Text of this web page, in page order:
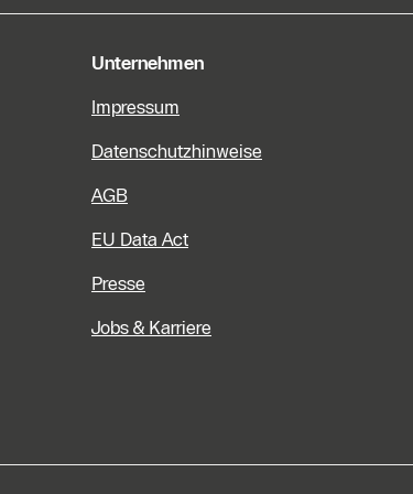
Unternehmen
Impressum
Datenschutzhinweise
AGB
EU Data Act
Presse
Jobs & Karriere